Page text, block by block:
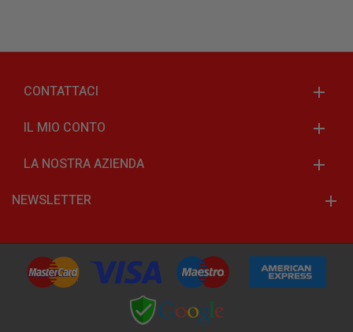
CONTATTACI
IL MIO CONTO
LA NOSTRA AZIENDA
NEWSLETTER